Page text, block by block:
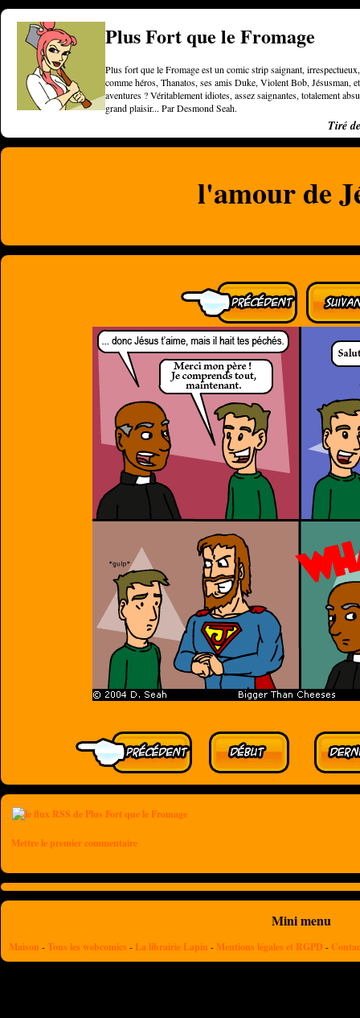
Plus Fort que le Fromage
Plus fort que le Fromage est un comic strip saignant,
comme héros, Thanatos, ses amis Duke, Violent Bob, Jésusman,
aventures ? Véritablement idiotes, assez saignantes, totalement
grand plaisir... Par Desmond Seah.
Tiré
l'amour de
Mettre le premier commentaire
Mini menu
Maison -Tous les webcomics - La librairie Lapin - Mentions légales et RGPD -